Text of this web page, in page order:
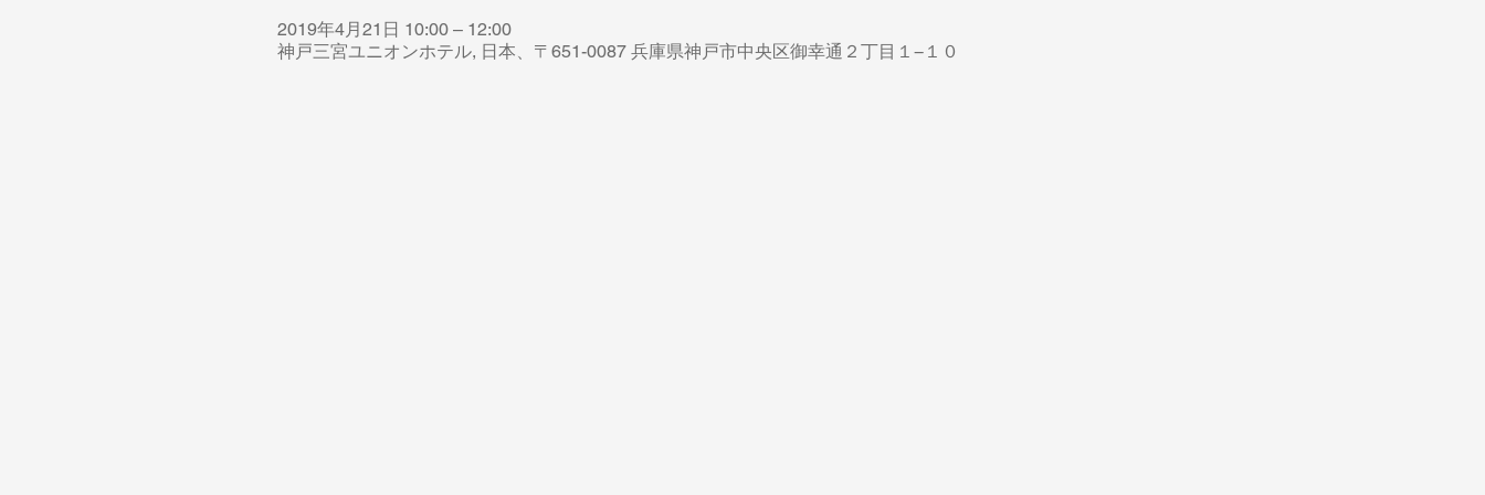
2019年4月21日 10:00 – 12:00
神戸三宮ユニオンホテル, 日本、〒651-0087 兵庫県神戸市中央区御幸通２丁目１−１０